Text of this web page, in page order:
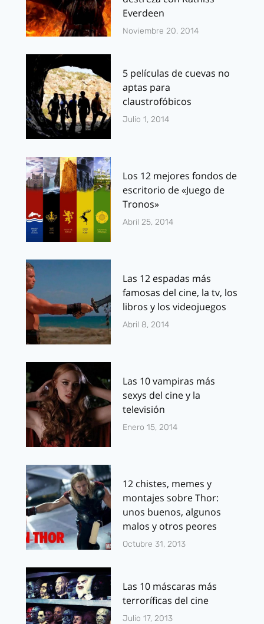
Everdeen
Noviembre 20, 2014
5 películas de cuevas no
aptas para
claustrofóbicos
Julio 1, 2014
Los 12 mejores fondos de
escritorio de «Juego de
Tronos»
Abril 25, 2014
Las 12 espadas más
famosas del cine, la tv, los
libros y los videojuegos
Abril 8, 2014
Las 10 vampiras más
sexys del cine y la
televisión
Enero 15, 2014
12 chistes, memes y
montajes sobre Thor:
unos buenos, algunos
malos y otros peores
Octubre 31, 2013
Las 10 máscaras más
terroríficas del cine
Julio 17, 2013